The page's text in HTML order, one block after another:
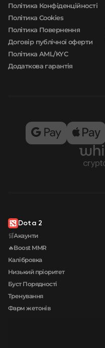
Політика Конфіденційності
Політика Cookies
Політика Повернення
Договір публічної оферти
Політика AML/KYC
Додаткова гарантія
Dota 2
🛒Акаунти
🔥Boost MMR
Калібровка
Низький пріоритет
Буст Порядності
Тренування
Фарм жетонів